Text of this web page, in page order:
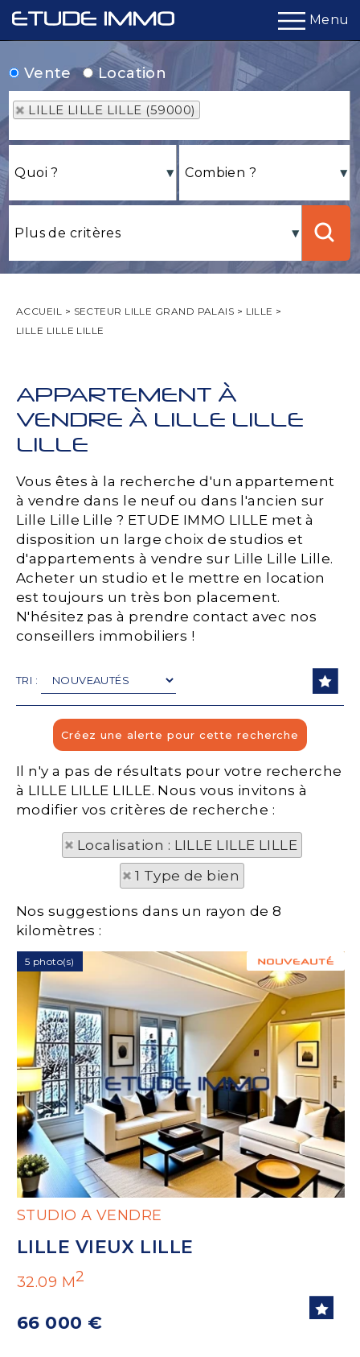
Menu
Vente Location
LILLE LILLE LILLE (59000)
ACCUEIL > SECTEUR LILLE GRAND PALAIS > LILLE >
LILLE LILLE LILLE
APPARTEMENT À
VENDRE À LILLE LILLE
LILLE
Vous êtes à la recherche d'un appartement
à vendre dans le neuf ou dans l'ancien sur
Lille Lille Lille ? ETUDE IMMO LILLE met à
disposition un large choix de studios et
d'appartements à vendre sur Lille Lille Lille.
Acheter un studio et le mettre en location
est toujours un très bon placement.
N'hésitez pas à prendre contact avec nos
conseillers immobiliers !
TRI :
Il n'y a pas de résultats pour votre recherche
à LILLE LILLE LILLE. Nous vous invitons à
modifier vos critères de recherche :
Localisation : LILLE LILLE LILLE
1 Type de bien
Nos suggestions dans un rayon de 8
kilomètres :
5 photo(s)
66 000 €
STUDIO A VENDRE
LILLE VIEUX LILLE
32.09 M2